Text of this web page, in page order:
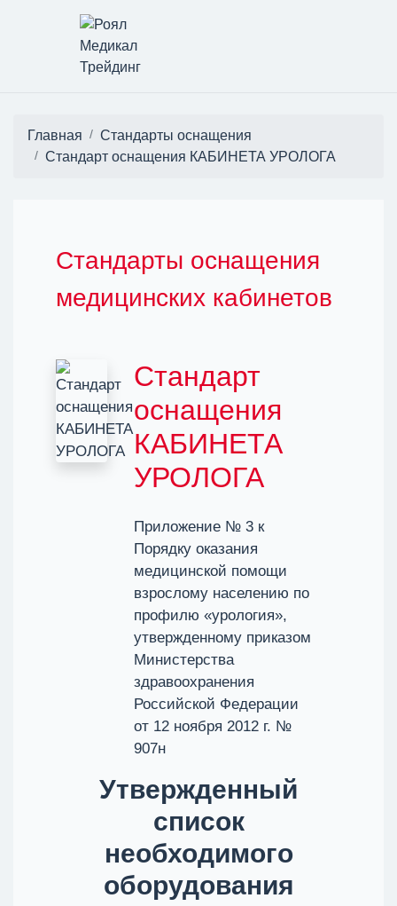
Главная
Стандарты оснащения
Стандарт оснащения КАБИНЕТА УРОЛОГА
Стандарты оснащения
медицинских кабинетов
Стандарт
оснащения
КАБИНЕТА
УРОЛОГА
Приложение № 3 к
Порядку оказания
медицинской помощи
взрослому населению по
профилю «урология»,
утвержденному приказом
Министерства
здравоохранения
Российской Федерации
от 12 ноября 2012 г. №
907н
Утвержденный
список
необходимого
оборудования